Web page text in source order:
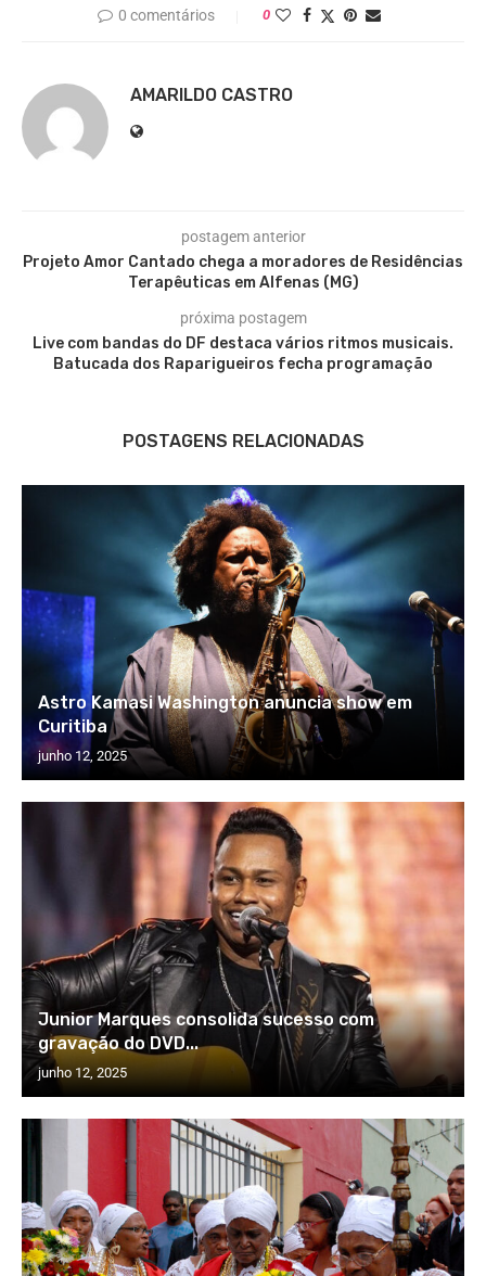
0 comentários 0
AMARILDO CASTRO
postagem anterior
Projeto Amor Cantado chega a moradores de Residências
Terapêuticas em Alfenas (MG)
próxima postagem
Live com bandas do DF destaca vários ritmos musicais.
Batucada dos Raparigueiros fecha programação
POSTAGENS RELACIONADAS
Astro Kamasi Washington anuncia show em
Curitiba
junho 12, 2025
Junior Marques consolida sucesso com
gravação do DVD...
junho 12, 2025